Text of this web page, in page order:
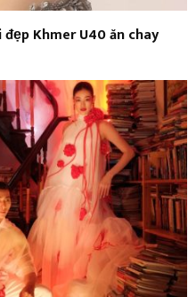
Khmer U40 ăn chay